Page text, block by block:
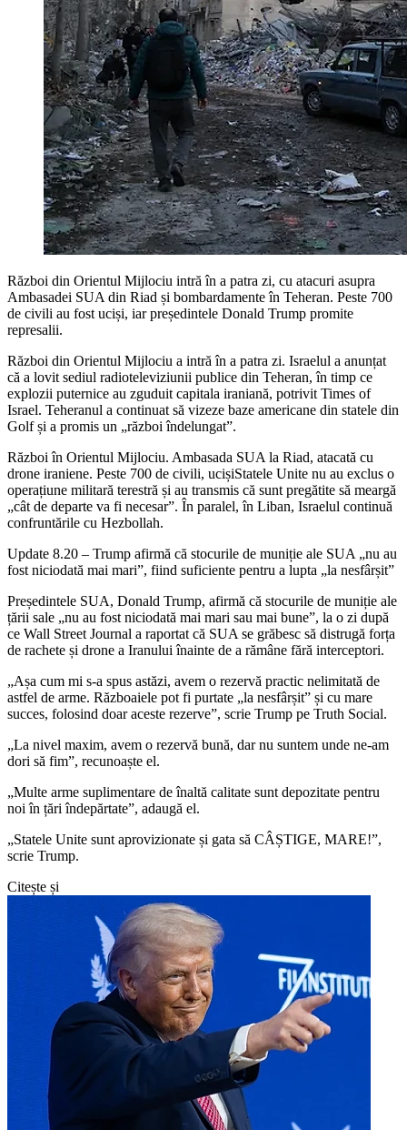
Război din Orientul Mijlociu intră în a patra zi, cu atacuri asupra
Ambasadei SUA din Riad și bombardamente în Teheran. Peste 700
de civili au fost uciși, iar președintele Donald Trump promite
represalii.
Război din Orientul Mijlociu a intră în a patra zi. Israelul a anunțat
că a lovit sediul radioteleviziunii publice din Teheran, în timp ce
explozii puternice au zguduit capitala iraniană, potrivit Times of
Israel. Teheranul a continuat să vizeze baze americane din statele din
Golf și a promis un „război îndelungat”.
Război în Orientul Mijlociu. Ambasada SUA la Riad, atacată cu
drone iraniene. Peste 700 de civili, ucișiStatele Unite nu au exclus o
operațiune militară terestră și au transmis că sunt pregătite să meargă
„cât de departe va fi necesar”. În paralel, în Liban, Israelul continuă
confruntările cu Hezbollah.
Update 8.20 – Trump afirmă că stocurile de muniție ale SUA „nu au
fost niciodată mai mari”, fiind suficiente pentru a lupta „la nesfârșit”
Președintele SUA, Donald Trump, afirmă că stocurile de muniție ale
țării sale „nu au fost niciodată mai mari sau mai bune”, la o zi după
ce Wall Street Journal a raportat că SUA se grăbesc să distrugă forța
de rachete și drone a Iranului înainte de a rămâne fără interceptori.
„Așa cum mi s-a spus astăzi, avem o rezervă practic nelimitată de
astfel de arme. Războaiele pot fi purtate „la nesfârșit” și cu mare
succes, folosind doar aceste rezerve”, scrie Trump pe Truth Social.
„La nivel maxim, avem o rezervă bună, dar nu suntem unde ne-am
dori să fim”, recunoaște el.
„Multe arme suplimentare de înaltă calitate sunt depozitate pentru
noi în țări îndepărtate”, adaugă el.
„Statele Unite sunt aprovizionate și gata să CÂȘTIGE, MARE!”,
scrie Trump.
Citește și